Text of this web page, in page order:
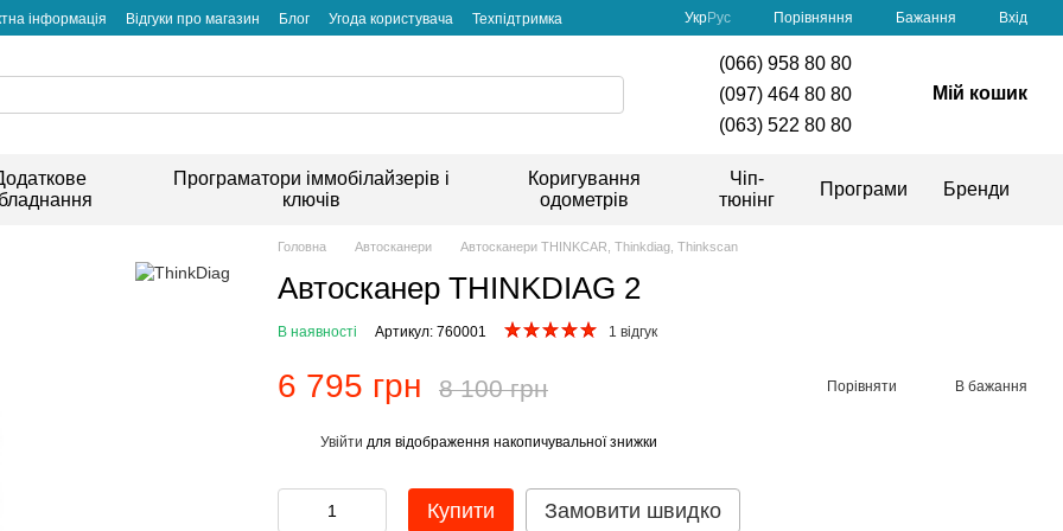
інформація Відгуки про магазин Блог Угода користувача Техпідтримка УкрРус Порівняння Бажання Вхід
(066) 958 80 80
(097) 464 80 80
(063) 522 80 80
Мій кошик
Програматори іммобілайзерів і
ключів
Коригування
одометрів
Чіп-
тюнінг
Програми Бренди
Головна Автосканери Автосканери THINKCAR, Thinkdiag, Thinkscan
Автосканер THINKDIAG 2
В наявності Артикул: 760001 1 відгук
6 795 грн 8 100 грн Порівняти В бажання
Увійти для відображення накопичувальної знижки
Купити Замовити швидко